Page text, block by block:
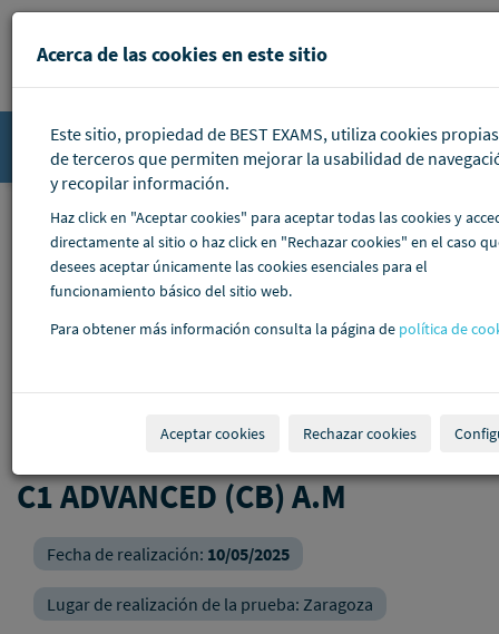
Pasar al contenido principal
Accede
C1 ADVANCED (CB) A.M
Fecha de realización: 10/05/2025
Lugar de realización de la prueba: Zaragoza
Acerca de las cookies en este sitio
Este sitio, propiedad de BEST EXAMS, utiliza cookies
de terceros que permiten mejorar la usabilidad de
y recopilar información.
Haz click en "Aceptar cookies" para aceptar todas las cookies y
directamente al sitio o haz click en "Rechazar cookies" en el caso
desees aceptar únicamente las cookies esenciales para el
funcionamiento básico del sitio web.
Para obtener más información consulta la página de política de
Aceptar cookies Rechazar cookies